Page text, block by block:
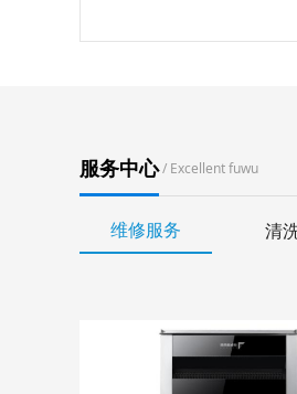
服务中心/ Excellent fuwu
维修服务 清